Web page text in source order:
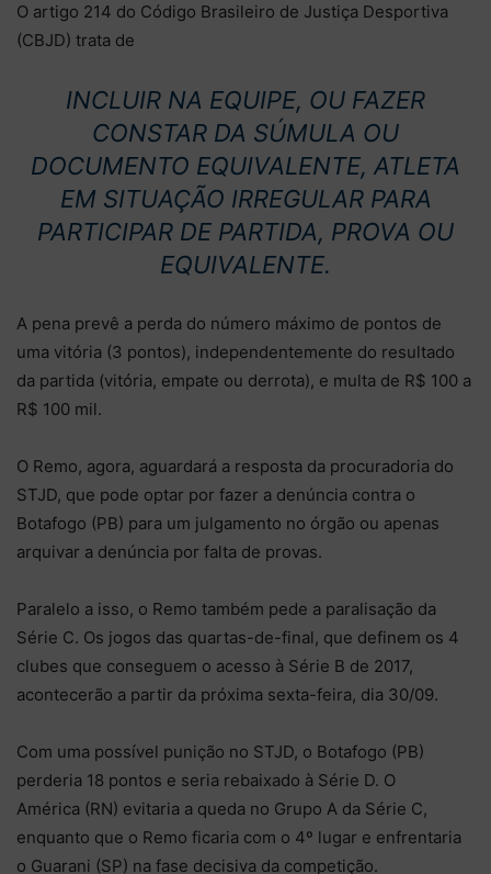
O artigo 214 do Código Brasileiro de Justiça Desportiva
(CBJD) trata de
INCLUIR NA EQUIPE, OU FAZER
CONSTAR DA SÚMULA OU
DOCUMENTO EQUIVALENTE, ATLETA
EM SITUAÇÃO IRREGULAR PARA
PARTICIPAR DE PARTIDA, PROVA OU
EQUIVALENTE.
A pena prevê a perda do número máximo de pontos de
uma vitória (3 pontos), independentemente do resultado
da partida (vitória, empate ou derrota), e multa de R$ 100 a
R$ 100 mil.
O Remo, agora, aguardará a resposta da procuradoria do
STJD, que pode optar por fazer a denúncia contra o
Botafogo (PB) para um julgamento no órgão ou apenas
arquivar a denúncia por falta de provas.
Paralelo a isso, o Remo também pede a paralisação da
Série C. Os jogos das quartas-de-final, que definem os 4
clubes que conseguem o acesso à Série B de 2017,
acontecerão a partir da próxima sexta-feira, dia 30/09.
Com uma possível punição no STJD, o Botafogo (PB)
perderia 18 pontos e seria rebaixado à Série D. O
América (RN) evitaria a queda no Grupo A da Série C,
enquanto que o Remo ficaria com o 4º lugar e enfrentaria
o Guarani (SP) na fase decisiva da competição.